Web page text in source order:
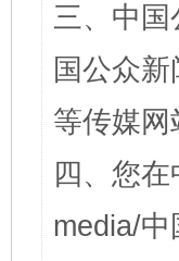
三、中
国公众
等传媒
四、您
media/